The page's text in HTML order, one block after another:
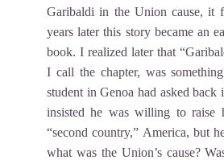
Garibaldi in the Union cause, it
years later this story became an
book. I realized later that
I call the chapter, was
student in Genoa had asked back
insisted he was willing to raise
“second country,” America, but
what was the Union’s cause?